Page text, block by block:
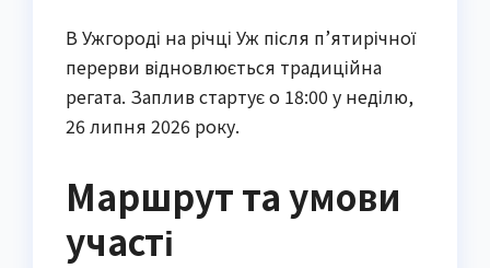
В Ужгороді на річці Уж після п’ятирічної
перерви відновлюється традиційна
регата. Заплив стартує о 18:00 у неділю,
26 липня 2026 року.
Маршрут та умови
участі